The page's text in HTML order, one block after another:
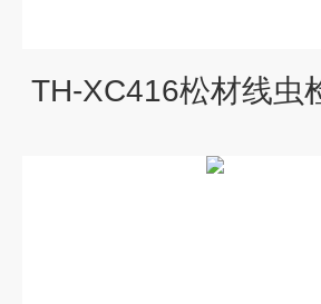
TH-XC416松材线虫